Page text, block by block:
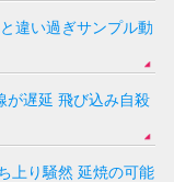
違い過ぎサンプル動
が遅延 飛び込み自殺
上り騒然 延焼の可能